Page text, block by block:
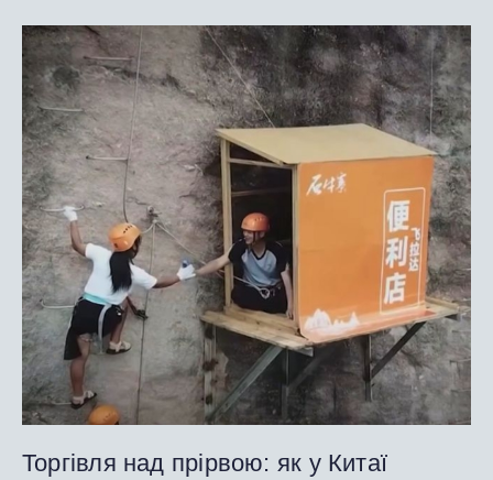
Торгівля над прірвою: як у Китаї